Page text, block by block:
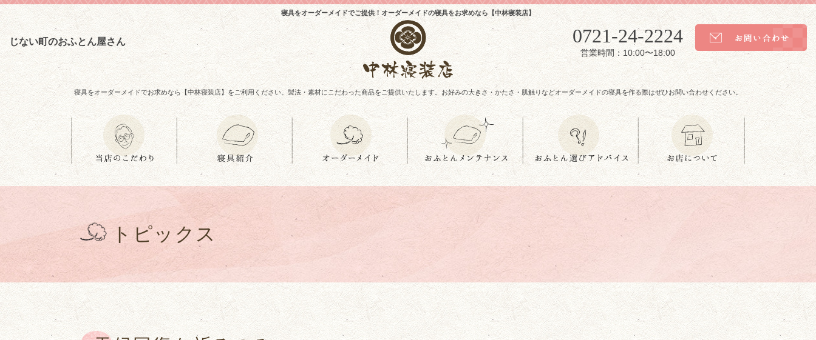
寝具をオーダーメイドでご提供！オーダーメイドの寝具をお求めなら【中林寝装店】
じない町のおふとん屋さん 0721-24-2224
営業時間：10:00〜18:00
寝具をオーダーメイドでお求めなら【中林寝装店】をご利用ください。製法・素材にこだわった商品をご提供いたします。お好みの大きさ・かたさ・肌触りなどオーダーメイドの寝具を作る際はぜひお問い合わせください。
トピックス